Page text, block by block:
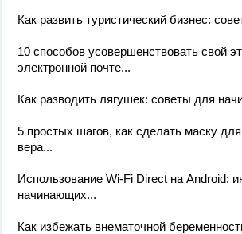
Как развить туристический бизнес:
10 способов усовершенствовать свой
электронной почте...
Как разводить лягушек: советы для
5 простых шагов, как сделать маску
вера...
Использование Wi-Fi Direct на Android:
начинающих...
Как избежать внематочной